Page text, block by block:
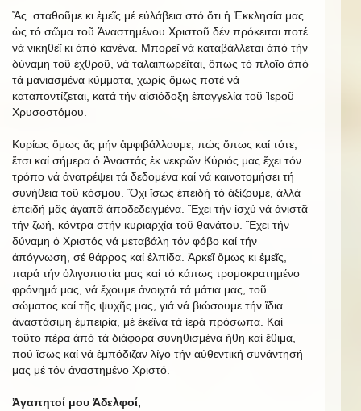
Ἄς σταθοῦμε κι ἐμεῖς μέ εὐλάβεια στό ὅτι ἡ Ἐκκλησία μας
ὡς τό σῶμα τοῦ Ἀναστημένου Χριστοῦ δέν πρόκειται ποτέ
νά νικηθεῖ κι ἀπό κανένα. Μπορεῖ νά καταβάλλεται ἀπό τήν
δύναμη τοῦ ἐχθροῦ, νά ταλαιπωρεῖται, ὅπως τό πλοῖο ἀπό
τά μανιασμένα κύμματα, χωρίς ὅμως ποτέ νά
καταποντίζεται, κατά τήν αἰσιόδοξη ἐπαγγελία τοῦ Ἱεροῦ
Χρυσοστόμου.
Κυρίως ὅμως ἄς μήν ἀμφιβάλλουμε, πώς ὅπως καί τότε,
ἔτσι καί σήμερα ὁ Ἀναστάς ἐκ νεκρῶν Κύριός μας ἔχει τόν
τρόπο νά ἀνατρέψει τά δεδομένα καί νά καινοτομήσει τή
συνήθεια τοῦ κόσμου. Ὄχι ἴσως ἐπειδή τό ἀξίζουμε, ἀλλά
ἐπειδή μᾶς ἀγαπᾶ ἀποδεδειγμένα. Ἔχει τήν ἰσχύ νά ἀνιστᾶ
τήν ζωή, κόντρα στήν κυριαρχία τοῦ θανάτου. Ἔχει τήν
δύναμη ὁ Χριστός νά μεταβάλῃ τόν φόβο καί τήν
ἀπόγνωση, σέ θάρρος καί ἐλπίδα. Ἀρκεῖ ὅμως κι ἐμεῖς,
παρά τήν ὀλιγοπιστία μας καί τό κάπως τρομοκρατημένο
φρόνημά μας, νά ἔχουμε ἀνοιχτά τά μάτια μας, τοῦ
σώματος καί τῆς ψυχῆς μας, γιά νά βιώσουμε τήν ἴδια
ἀναστάσιμη ἐμπειρία, μέ ἐκεῖνα τά ἱερά πρόσωπα. Καί
τοῦτο πέρα ἀπό τά διάφορα συνηθισμένα ἤθη καί ἔθιμα,
πού ἴσως καί νά ἐμπόδιζαν λίγο τήν αὐθεντική συνάντησή
μας μέ τόν ἀναστημένο Χριστό.
Ἀγαπητοί μου Ἀδελφοί,